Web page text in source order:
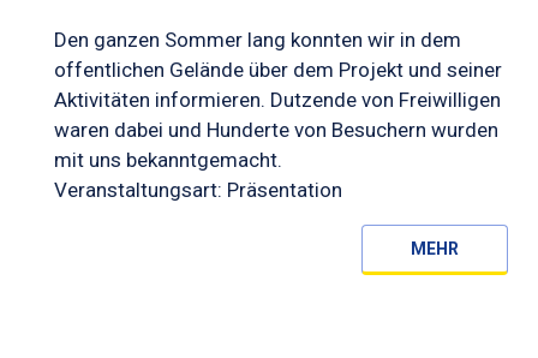
Den ganzen Sommer lang konnten wir in dem
offentlichen Gelände über dem Projekt und seiner
Aktivitäten informieren. Dutzende von Freiwilligen
waren dabei und Hunderte von Besuchern wurden
mit uns bekanntgemacht.
Veranstaltungsart: Präsentation
MEHR